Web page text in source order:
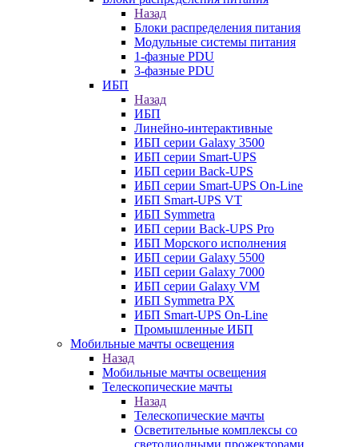
Назад
Блоки распределения питания
Модульные системы питания
1-фазные PDU
3-фазные PDU
ИБП
Назад
ИБП
Линейно-интерактивные
ИБП серии Galaxy 3500
ИБП серии Smart-UPS
ИБП серии Back-UPS
ИБП серии Smart-UPS On-Line
ИБП Smart-UPS VT
ИБП Symmetra
ИБП серии Back-UPS Pro
ИБП Морского исполнения
ИБП серии Galaxy 5500
ИБП серии Galaxy 7000
ИБП серии Galaxy VM
ИБП Symmetra PX
ИБП Smart-UPS On-Line
Промышленные ИБП
Мобильные мачты освещения
Назад
Мобильные мачты освещения
Телескопические мачты
Назад
Телескопические мачты
Осветительные комплексы со
светодиодными прожекторами